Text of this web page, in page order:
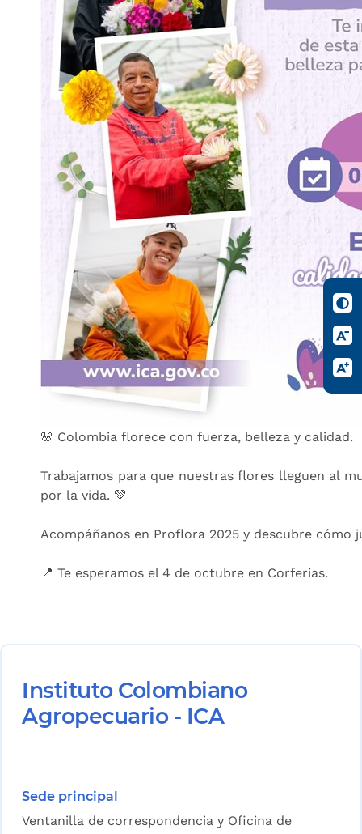
🌸 Colombia florece con fuerza, belleza y calidad.
Trabajamos para que nuestras flores lleguen al
por la vida. 💚
Acompáñanos en Proflora 2025 y descubre cómo
📍 Te esperamos el 4 de octubre en Corferias.
Instituto Colombiano
Agropecuario - ICA
Sede principal
Ventanilla de correspondencia y Oficina de